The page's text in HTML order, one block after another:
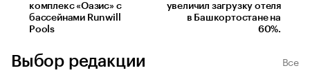
комплекс «Оазис» с
бассейнами Runwill
Pools
увеличил загрузку отеля
в Башкортостане на
60%.
Выбор редакции
Все